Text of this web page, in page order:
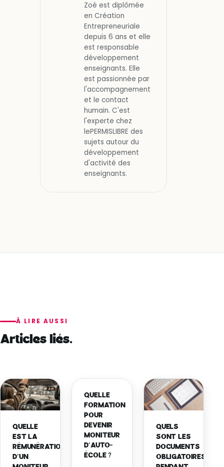
Zoé est diplômée
en Création
Entrepreneuriale
depuis 6 ans et elle
est responsable
développement
enseignants. Elle
est passionnée par
l'accompagnement
et le contact
humain. C'est
l'experte chez
lePERMISLIBRE des
sujets autour du
développement
d'activité des
enseignants.
À LIRE AUSSI
Articles liés.
QUELLE
EST LA
RÉMUNÉRATION
D’UN
QUELLE
FORMATION
POUR
DEVENIR
MONITEUR
D’AUTO-
ÉCOLE ?
QUELS
SONT LES
DOCUMENTS
OBLIGATOIRES